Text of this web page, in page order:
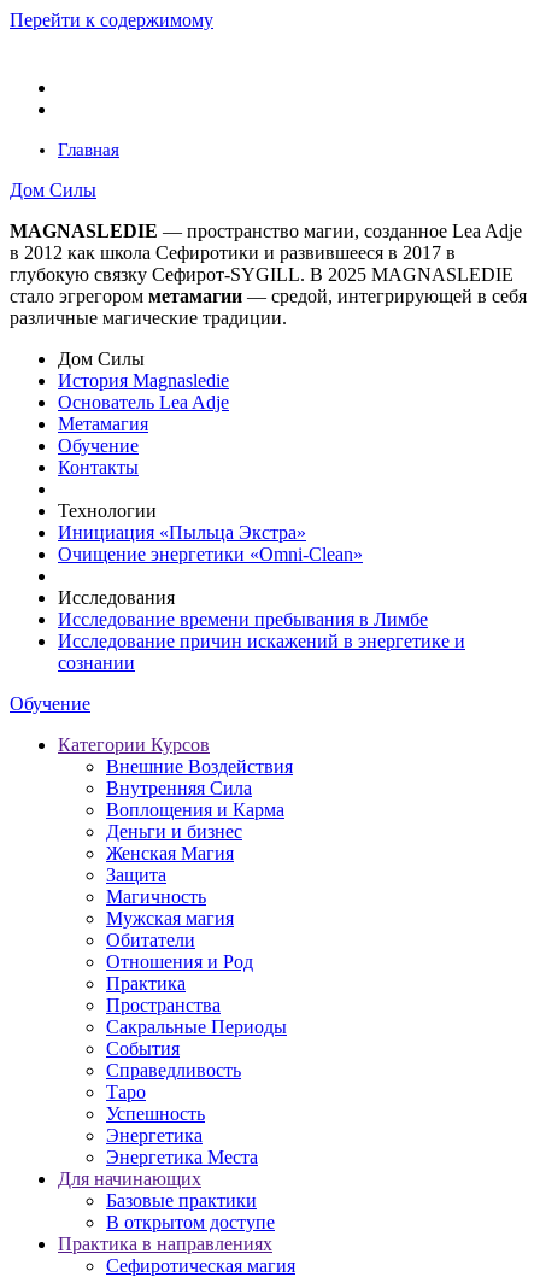
Перейти к содержимому
Главная
Дом Силы
MAGNASLEDIE — пространство магии, созданное Lea Adje
в 2012 как школа Сефиротики и развившееся в 2017 в
глубокую связку Сефирот-SYGILL. В 2025 MAGNASLEDIE
стало эгрегором метамагии — средой, интегрирующей в себя
различные магические традиции.
Дом Силы
История Magnasledie
Основатель Lea Adje
Метамагия
Обучение
Контакты
Технологии
Инициация «Пыльца Экстра»
Очищение энергетики «Omni-Clean»
Исследования
Исследование времени пребывания в Лимбе
Исследование причин искажений в энергетике и
сознании
Обучение
Категории Курсов
Внешние Воздействия
Внутренняя Сила
Воплощения и Карма
Деньги и бизнес
Женская Магия
Защита
Магичность
Мужская магия
Обитатели
Отношения и Род
Практика
Пространства
Сакральные Периоды
События
Справедливость
Таро
Успешность
Энергетика
Энергетика Места
Для начинающих
Базовые практики
В открытом доступе
Практика в направлениях
Сефиротическая магия